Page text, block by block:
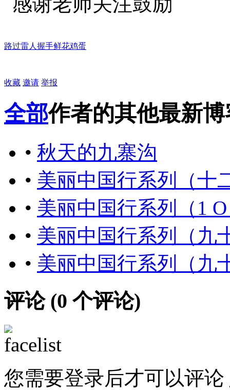
路过雷人 握手鲜花鸡蛋
收藏 邀请 举报
全部作者的其他最新博
• 秋天的九寨沟
• 美丽中国行系列（
• 美丽中国行系列（1
• 美丽中国行系列（
• 美丽中国行系列（
评论 (0 个评论)
您需要登录后才可以评论